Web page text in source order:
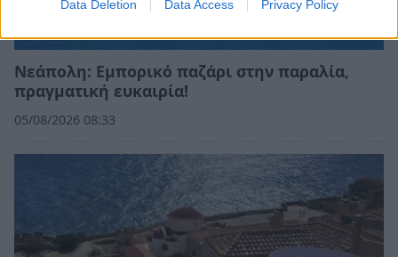
Data Deletion Data Access Privacy Policy
Νεάπολη: Εμπορικό παζάρι στην παραλία,
πραγματική ευκαιρία!
05/08/2026 08:33